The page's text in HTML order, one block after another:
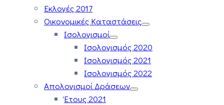
Εκλογές 2017
Οικονομικές Καταστάσεις
Ισολογισμοί
Ισολογισμός 2020
Ισολογισμός 2021
Ισολογισμός 2022
Απολογισμοί Δράσεων
Έτους 2021